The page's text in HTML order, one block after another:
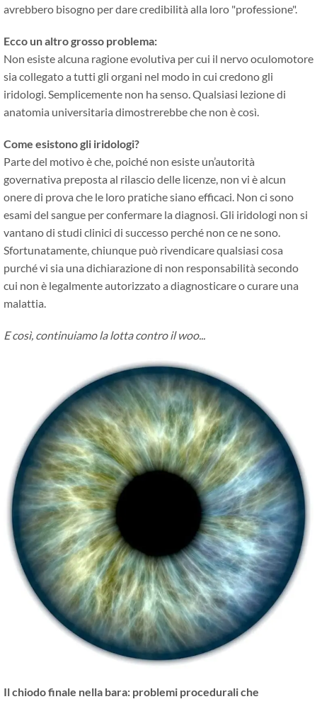
avrebbero bisogno per dare credibilità alla loro "professione".
Ecco un altro grosso problema:
Non esiste alcuna ragione evolutiva per cui il nervo oculomotore
sia collegato a tutti gli organi nel modo in cui credono gli
iridologi. Semplicemente non ha senso. Qualsiasi lezione di
anatomia universitaria dimostrerebbe che non è così.
Come esistono gli iridologi?
Parte del motivo è che, poiché non esiste un’autorità
governativa preposta al rilascio delle licenze, non vi è alcun
onere di prova che le loro pratiche siano efficaci. Non ci sono
esami del sangue per confermare la diagnosi. Gli iridologi non si
vantano di studi clinici di successo perché non ce ne sono.
Sfortunatamente, chiunque può rivendicare qualsiasi cosa
purché vi sia una dichiarazione di non responsabilità secondo
cui non è legalmente autorizzato a diagnosticare o curare una
malattia.
E così, continuiamo la lotta contro il woo...
Il chiodo finale nella bara: problemi procedurali che